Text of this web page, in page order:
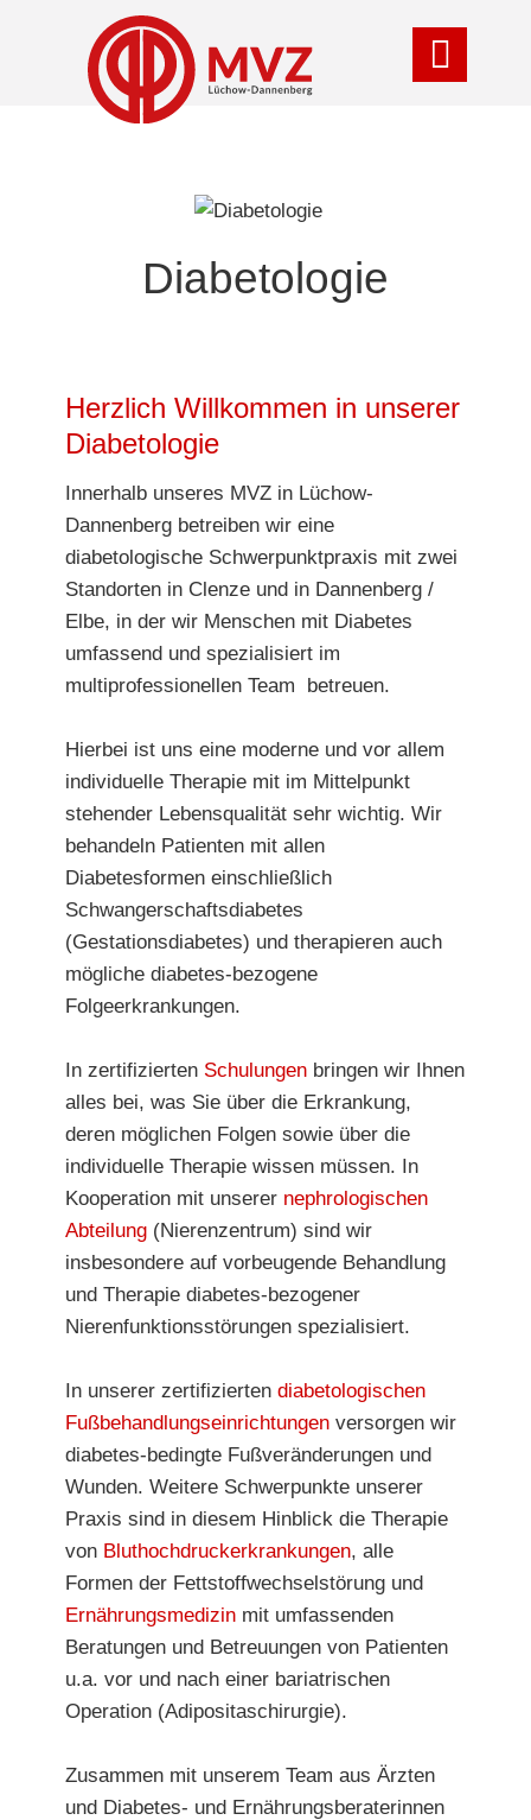

Diabetologie
Herzlich Willkommen in unserer
Diabetologie
Innerhalb unseres MVZ in Lüchow-
Dannenberg betreiben wir eine
diabetologische Schwerpunktpraxis mit zwei
Standorten in Clenze und in Dannenberg /
Elbe, in der wir Menschen mit Diabetes
umfassend und spezialisiert im
multiprofessionellen Team betreuen.
Hierbei ist uns eine moderne und vor allem
individuelle Therapie mit im Mittelpunkt
stehender Lebensqualität sehr wichtig. Wir
behandeln Patienten mit allen
Diabetesformen einschließlich
Schwangerschaftsdiabetes
(Gestationsdiabetes) und therapieren auch
mögliche diabetes-bezogene
Folgeerkrankungen.
In zertifizierten Schulungen bringen wir Ihnen
alles bei, was Sie über die Erkrankung,
deren möglichen Folgen sowie über die
individuelle Therapie wissen müssen. In
Kooperation mit unserer nephrologischen
Abteilung (Nierenzentrum) sind wir
insbesondere auf vorbeugende Behandlung
und Therapie diabetes-bezogener
Nierenfunktionsstörungen spezialisiert.
In unserer zertifizierten diabetologischen
Fußbehandlungseinrichtungen versorgen wir
diabetes-bedingte Fußveränderungen und
Wunden. Weitere Schwerpunkte unserer
Praxis sind in diesem Hinblick die Therapie
von Bluthochdruckerkrankungen, alle
Formen der Fettstoffwechselstörung und
Ernährungsmedizin mit umfassenden
Beratungen und Betreuungen von Patienten
u.a. vor und nach einer bariatrischen
Operation (Adipositaschirurgie).
Zusammen mit unserem Team aus Ärzten
und Diabetes- und Ernährungsberaterinnen